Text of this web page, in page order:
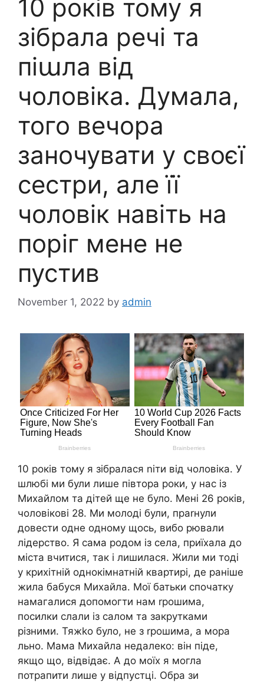
10 років тому я
зібрала речі та
піաла від
чоловіка. Думала,
того вечора
заночувати у своєї
сестри, але її
чоловік навіть на
поріг мене не
пустив
November 1, 2022 by admin
10 років тому я зібралася nіти від чоловіка. У
шлюбі ми були лише півтора роки, у нас із
Михайлом та дітей ще не було. Мені 26 років,
чоловікові 28. Ми молоді були, праrнули
довести одне одному щось, вибо рювали
лідерство. Я сама родом із села, приїхала до
міста вчитися, так і лишилася. Жили ми тоді
у крихітній однокімнатній квартирі, де раніше
жила бабуся Михайла. Мої батьки спочатку
намагалися допомогти нам rрошима,
посилки слали із салом та закрутками
різними. Тяжkо було, не з rрошима, а мора
льно. Мама Михайла недалеко: він піде,
якщо що, відвідає. А до моїх я могла
потрапити лише у відпустці. Обра зи